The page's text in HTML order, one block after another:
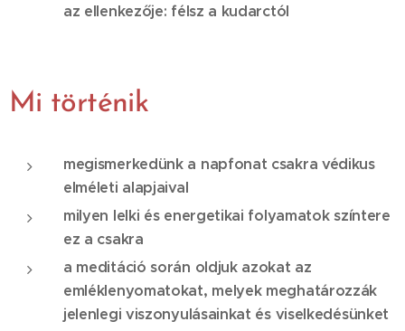
az ellenkezője: félsz a kudarctól
Mi történik
megismerkedünk a napfonat csakra védikus
elméleti alapjaival
milyen lelki és energetikai folyamatok színtere
ez a csakra
a meditáció során oldjuk azokat az
emléklenyomatokat, melyek meghatározzák
jelenlegi viszonyulásainkat és viselkedésünket